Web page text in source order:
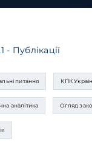
- Публікації
питання КПК
аналітика Огляд